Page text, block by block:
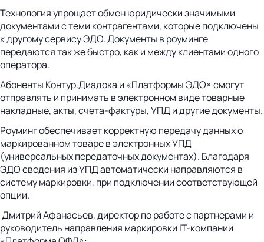
Технология упрощает обмен юридически значимыми
документами с теми контрагентами, которые подключены
к другому сервису ЭДО. Документы в роуминге
передаются так же быстро, как и между клиентами одного
оператора.
Абоненты Контур.Диадока и «Платформы ЭДО» смогут
отправлять и принимать в электронном виде товарные
накладные, акты, счета-фактуры, УПД и другие документы.
Роуминг обеспечивает корректную передачу данных о
маркированном товаре в электронных УПД
(универсальных передаточных документах). Благодаря
ЭДО сведения из УПД автоматически направляются в
систему маркировки, при подключении соответствующей
опции.
Дмитрий Афанасьев, директор по работе с партнерами и
руководитель направления маркировки IT-компании